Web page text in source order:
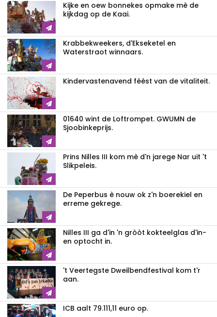
Kijke en oew bonnekes opmake mè de
kijkdag op de Kaai.
Krabbekweekers, d'Ekseketel en
Waterstraot winnaars.
Kindervastenavend féést van de vitaliteit.
01640 wint de Loftrompet. GWUMN de
Sjoobinkeprijs.
Prins Nilles III kom mè d'n jarege Nar uit 't
Slikpeleis.
De Peperbus è nouw ok z'n boerekiel en
erreme gekrege.
Nilles III ga d'in 'n gròòt kokteelglas d'in-
en optocht in.
't Veertegste Dweilbendfestival kom t'r
aan.
ICB aalt 79.111,11 euro op.